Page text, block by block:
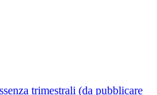
trimestrali (da pubblicare